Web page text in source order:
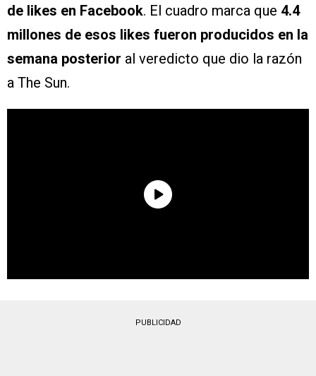
de likes en Facebook. El cuadro marca que 4.4
millones de esos likes fueron producidos en la
semana posterior al veredicto que dio la razón
a The Sun.
PUBLICIDAD